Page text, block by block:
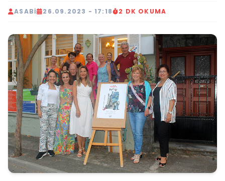
ASABI 26.09.2023 - 17:18 2 DK OKUMA